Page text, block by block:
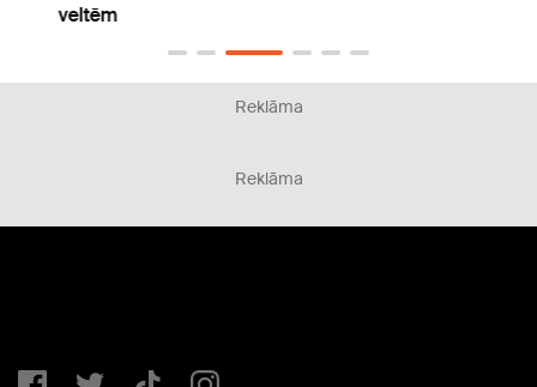
veltēm
Reklāma
Reklāma